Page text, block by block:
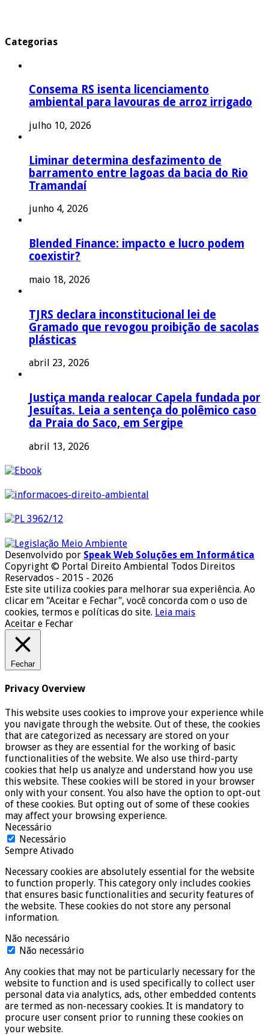
Categorias
Consema RS isenta licenciamento
ambiental para lavouras de arroz irrigado
julho 10, 2026
Liminar determina desfazimento de
barramento entre lagoas da bacia do Rio
Tramandaí
junho 4, 2026
Blended Finance: impacto e lucro podem
coexistir?
maio 18, 2026
TJRS declara inconstitucional lei de
Gramado que revogou proibição de sacolas
plásticas
abril 23, 2026
Justiça manda realocar Capela fundada por
Jesuítas. Leia a sentença do polêmico caso
da Praia do Saco, em Sergipe
abril 13, 2026
Desenvolvido por Speak Web Soluções em Informática
Copyright © Portal Direito Ambiental Todos Direitos
Reservados - 2015 - 2026
Este site utiliza cookies para melhorar sua experiência. Ao
clicar em "Aceitar e Fechar", você concorda com o uso de
cookies, termos e políticas do site. Leia mais
Aceitar e Fechar
Fechar
Privacy Overview
This website uses cookies to improve your experience while
you navigate through the website. Out of these, the cookies
that are categorized as necessary are stored on your
browser as they are essential for the working of basic
functionalities of the website. We also use third-party
cookies that help us analyze and understand how you use
this website. These cookies will be stored in your browser
only with your consent. You also have the option to opt-out
of these cookies. But opting out of some of these cookies
may affect your browsing experience.
Necessário
Necessário
Sempre Ativado
Necessary cookies are absolutely essential for the website
to function properly. This category only includes cookies
that ensures basic functionalities and security features of
the website. These cookies do not store any personal
information.
Não necessário
Não necessário
Any cookies that may not be particularly necessary for the
website to function and is used specifically to collect user
personal data via analytics, ads, other embedded contents
are termed as non-necessary cookies. It is mandatory to
procure user consent prior to running these cookies on
your website.